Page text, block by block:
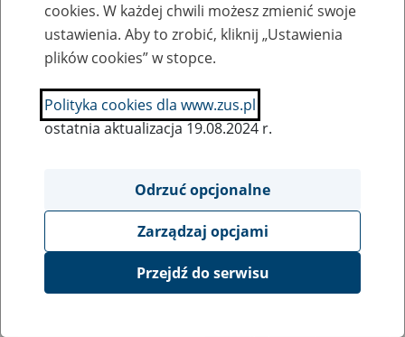
SZUKAJ
Ukryj wszystkie pozycje bazy
Poznańskie Przedsiębiorstwo Robót
cookies. W każdej chwili możesz zmienić swoje
ustawienia. Aby to zrobić, kliknij „Ustawienia
plików cookies” w stopce.
Polityka cookies dla www.zus.pl
ostatnia aktualizacja 19.08.2024 r.
Odrzuć opcjonalne
Zarządzaj opcjami
Przejdź do serwisu